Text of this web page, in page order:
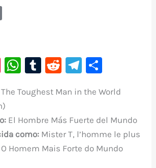
Pi
er
e
st
W
at
s
A
p
T
m
bl
r
R
d
di
t
Te
gr
a
m
m
p
ar
ti
The Toughest Man in the World
El Hombre Más Fuerte del Mundo
como: Mister T, l’homme le plus
Homem Mais Forte do Mundo